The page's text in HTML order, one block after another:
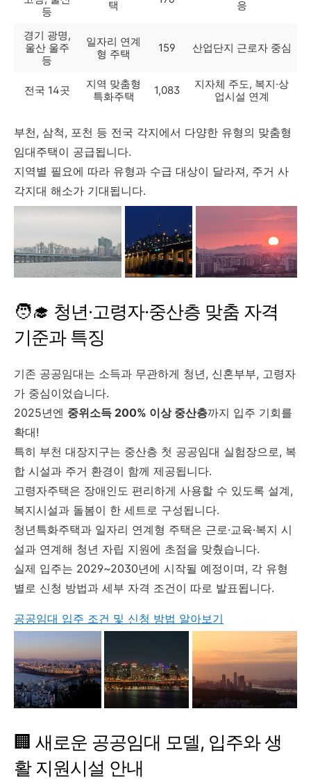
등
택 응
경기 광명,
울산 울주
등
일자리 연계
형 주택
159 산업단지 근로자 중심
전국 14곳
지역 맞춤형
특화주택
1,083
지자체 주도, 복지·상
업시설 연계
부천, 삼척, 포천 등 전국 각지에서 다양한 유형의 맞춤형
임대주택이 공급됩니다.
지역별 필요에 따라 유형과 수급 대상이 달라져, 주거 사
각지대 해소가 기대됩니다.
🧑‍🎓 청년·고령자·중산층 맞춤 자격
기준과 특징
기존 공공임대는 소득과 무관하게 청년, 신혼부부, 고령자
가 중심이었습니다.
2025년엔 중위소득 200% 이상 중산층까지 입주 기회를
확대!
특히 부천 대장지구는 중산층 첫 공공임대 실험장으로, 복
합 시설과 주거 환경이 함께 제공됩니다.
고령자주택은 장애인도 편리하게 사용할 수 있도록 설계,
복지시설과 돌봄이 한 세트로 구성됩니다.
청년특화주택과 일자리 연계형 주택은 근로·교육·복지 시
설과 연계해 청년 자립 지원에 초점을 맞췄습니다.
실제 입주는 2029~2030년에 시작될 예정이며, 각 유형
별로 신청 방법과 세부 자격 조건이 따로 발표됩니다.
공공임대 입주 조건 및 신청 방법 알아보기
🏢 새로운 공공임대 모델, 입주와 생
활 지원시설 안내